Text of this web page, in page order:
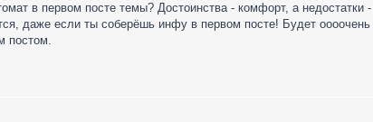
в первом посте темы? Достоинства - комфорт, а
даже если ты соберёшь инфу в первом посте! Будет
постом.